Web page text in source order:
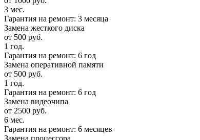
3 мес.
Гарантия на ремонт: 3 месяца
Замена жесткого диска
от 500 руб.
1 год.
Гарантия на ремонт: 6 год
Замена оперативной памяти
от 500 руб.
1 год.
Гарантия на ремонт: 6 год
Замена видеочипа
от 2500 руб.
6 мес.
Гарантия на ремонт: 6 месяцев
Замена процессора